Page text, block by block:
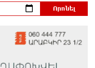
են
շնորհիվ․ ԶՊՄԿ
կրթական խաղը